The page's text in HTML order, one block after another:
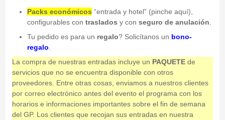
Packs económicos “entrada y hotel” (pinche aquí),
configurables con traslados y con seguro de anulación
Tu pedido es para un regalo? Solicítanos un bono-
regalo
La compra de nuestras entradas incluye un PAQUETEde
servicios que no se encuentra disponible con otros
proveedores. Entre otras cosas, enviamos a nuestros clientes
por correo electrónico antes del evento el programa con los
horarios e informaciones importantes sobre el fin de semana
del GP. Los clientes que recojan sus entradas en nuestra